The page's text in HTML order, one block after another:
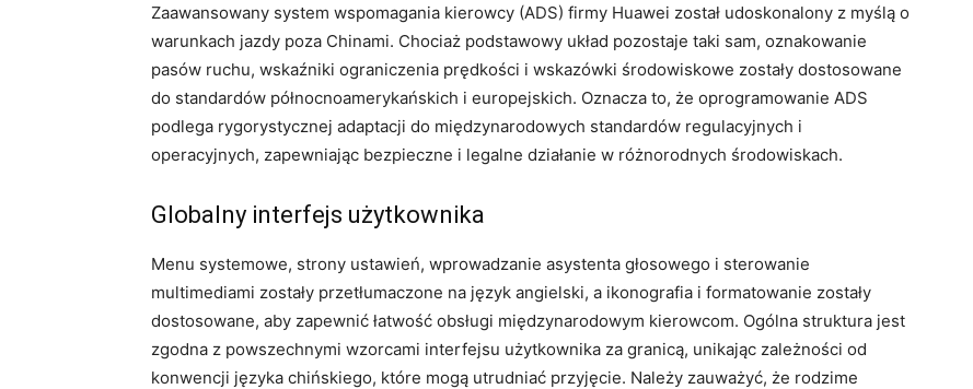
Zaawansowany system wspomagania kierowcy (ADS) firmy Huawei został udoskonalony z myślą o
warunkach jazdy poza Chinami. Chociaż podstawowy układ pozostaje taki sam, oznakowanie
pasów ruchu, wskaźniki ograniczenia prędkości i wskazówki środowiskowe zostały dostosowane
do standardów północnoamerykańskich i europejskich. Oznacza to, że oprogramowanie ADS
podlega rygorystycznej adaptacji do międzynarodowych standardów regulacyjnych i
operacyjnych, zapewniając bezpieczne i legalne działanie w różnorodnych środowiskach.
Globalny interfejs użytkownika
Menu systemowe, strony ustawień, wprowadzanie asystenta głosowego i sterowanie
multimediami zostały przetłumaczone na język angielski, a ikonografia i formatowanie zostały
dostosowane, aby zapewnić łatwość obsługi międzynarodowym kierowcom. Ogólna struktura jest
zgodna z powszechnymi wzorcami interfejsu użytkownika za granicą, unikając zależności od
konwencji języka chińskiego, które mogą utrudniać przyjęcie. Należy zauważyć, że rodzime